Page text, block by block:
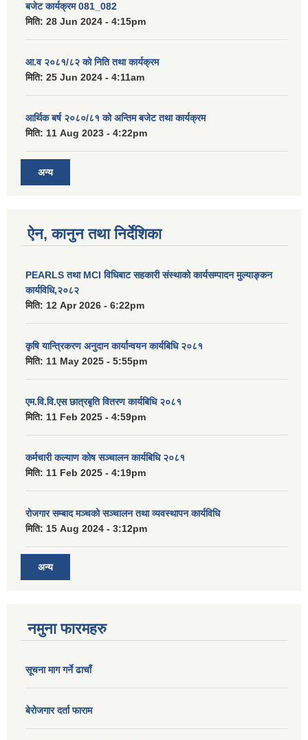
बजेट कार्यक्रम 081_082
मिति: 28 Jun 2024 - 4:15pm
आ.व २०८१/८२ को निति तथा कार्यक्रम
मिति: 25 Jun 2024 - 4:11am
आर्थिक बर्ष २०८०/८१ को अन्तिम बजेट तथा कार्यक्रम
मिति: 11 Aug 2023 - 4:22pm
अन्य
ऐन, कानुन तथा निर्देशिका
PEARLS तथा MCI विधिबाट सहकारी संस्थाको कार्यसम्पादन मुल्याङ्कन
कार्यविधि,२०८२
मिति: 12 Apr 2026 - 6:22pm
कृषि यान्त्रिकरण अनुदान कार्यान्वयन कार्यबिधि २०८१
मिति: 11 May 2025 - 5:55pm
एम.वि.वि.एस छात्रबृति वितरण कार्यबिधि २०८१
मिति: 11 Feb 2025 - 4:59pm
कर्मचारी कल्याण कोष सञ्चालन कार्यबिधि २०८१
मिति: 11 Feb 2025 - 4:19pm
रोजगार सम्बाद मञ्चको सञ्चालन तथा व्यवस्थापन कार्यविधि
मिति: 15 Aug 2024 - 3:12pm
अन्य
नमुना फारमहरु
सूचना माग गर्ने ढाचाँ
बेरोजगार दर्ता फाराम